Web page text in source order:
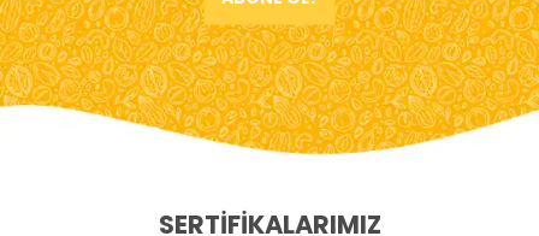
SERTİFİKALARIMIZ